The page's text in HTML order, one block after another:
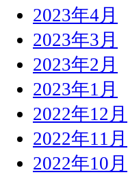
2023年4月
2023年3月
2023年2月
2023年1月
2022年12月
2022年11月
2022年10月